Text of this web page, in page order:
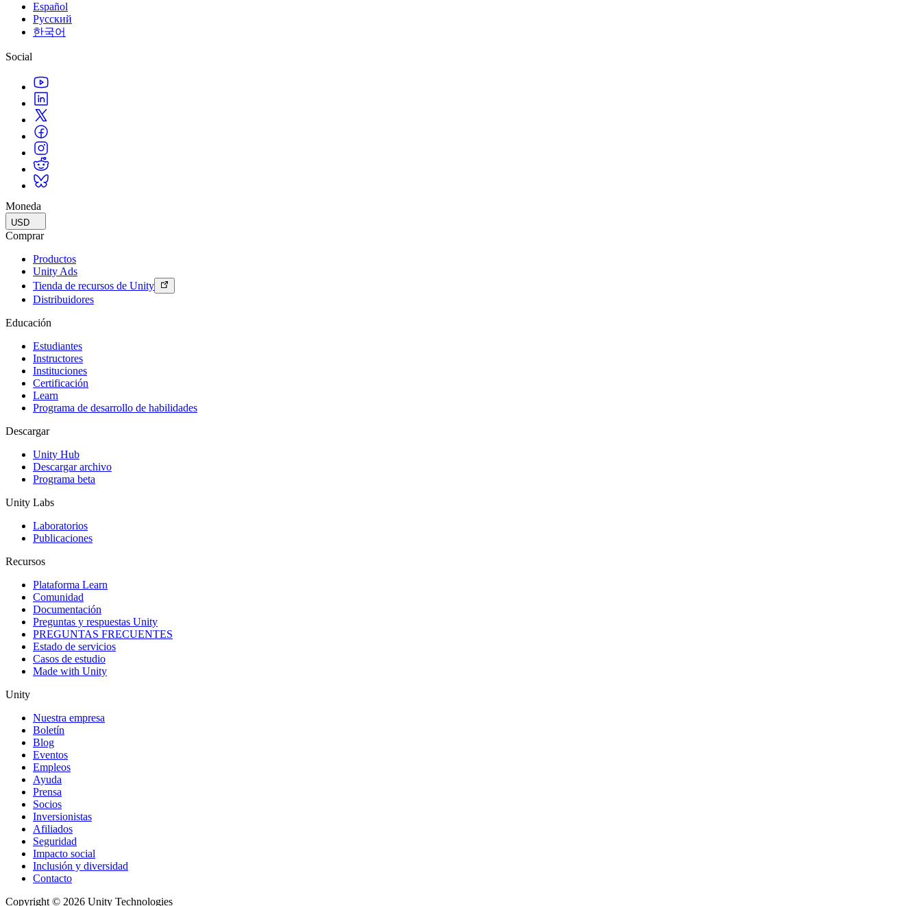
Español
Русский
한국어
Social
Moneda
USD
Comprar
Productos
Unity Ads
Tienda de recursos de Unity
Distribuidores
Educación
Estudiantes
Instructores
Instituciones
Certificación
Learn
Programa de desarrollo de habilidades
Descargar
Unity Hub
Descargar archivo
Programa beta
Unity Labs
Laboratorios
Publicaciones
Recursos
Plataforma Learn
Comunidad
Documentación
Preguntas y respuestas Unity
PREGUNTAS FRECUENTES
Estado de servicios
Casos de estudio
Made with Unity
Unity
Nuestra empresa
Boletín
Blog
Eventos
Empleos
Ayuda
Prensa
Socios
Inversionistas
Afiliados
Seguridad
Impacto social
Inclusión y diversidad
Contacto
Copyright © 2026 Unity Technologies